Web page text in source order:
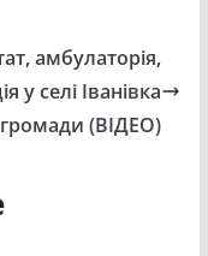
амбулаторія,
у селі Іванівка
(ВІДЕО)